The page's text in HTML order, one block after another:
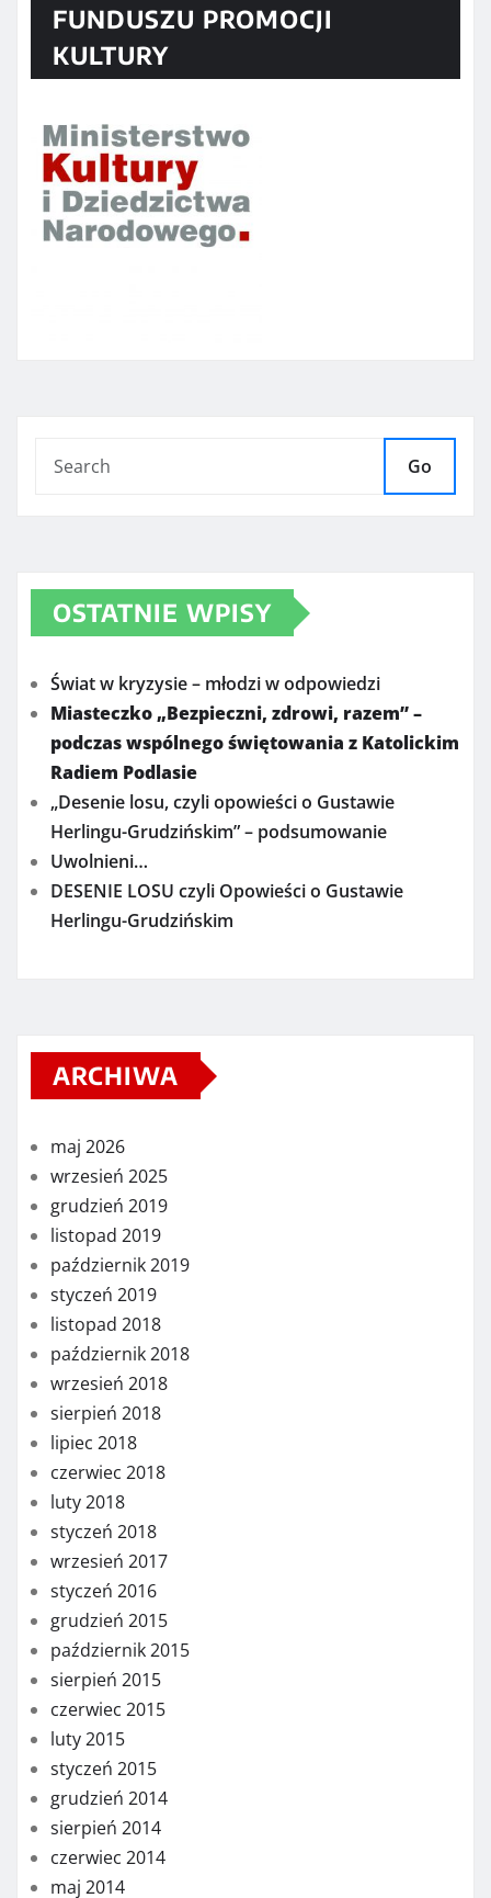
FUNDUSZU PROMOCJI
KULTURY
Go
OSTATNIE WPISY
Świat w kryzysie – młodzi w odpowiedzi
Miasteczko „Bezpieczni, zdrowi, razem” –
podczas wspólnego świętowania z Katolickim
Radiem Podlasie
„Desenie losu, czyli opowieści o Gustawie
Herlingu-Grudzińskim” – podsumowanie
Uwolnieni…
DESENIE LOSU czyli Opowieści o Gustawie
Herlingu-Grudzińskim
ARCHIWA
maj 2026
wrzesień 2025
grudzień 2019
listopad 2019
październik 2019
styczeń 2019
listopad 2018
październik 2018
wrzesień 2018
sierpień 2018
lipiec 2018
czerwiec 2018
luty 2018
styczeń 2018
wrzesień 2017
styczeń 2016
grudzień 2015
październik 2015
sierpień 2015
czerwiec 2015
luty 2015
styczeń 2015
grudzień 2014
sierpień 2014
czerwiec 2014
maj 2014